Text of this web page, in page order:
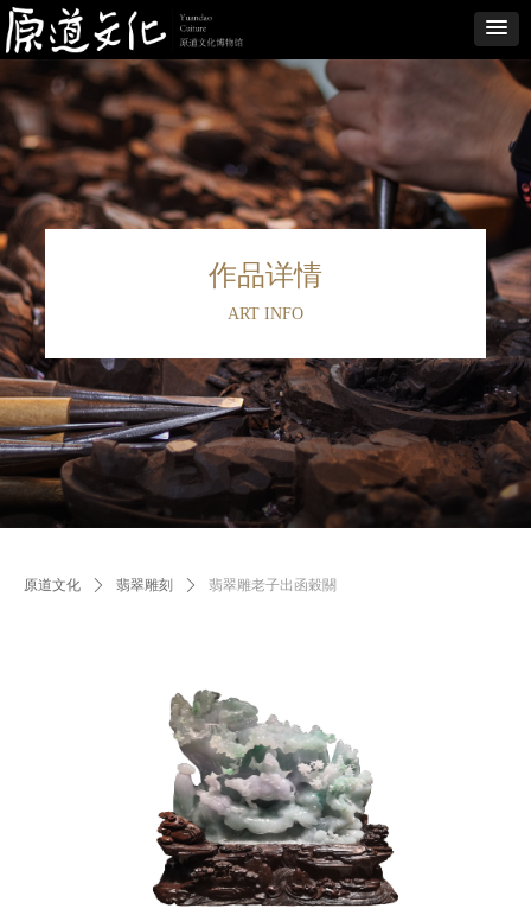
原道文化 ꄲ 翡翠雕刻 ꄲ 翡翠雕老子出函穀關
作品详情
ART INFO